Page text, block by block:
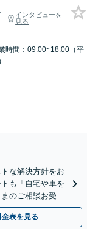
インタビューを
見る
時間：09:00~18:00（平
な解決方針をお
も「自宅や車を
のご相談お受け
金表を見る